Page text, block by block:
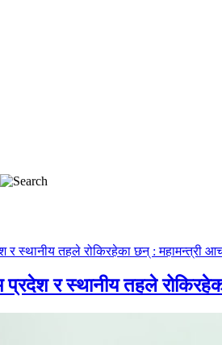
प्रदेश र स्थानीय तहले